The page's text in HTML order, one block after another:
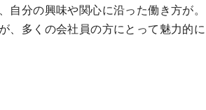
分の興味や関心に沿った働き方が。
、多くの会社員の方にとって魅力的に